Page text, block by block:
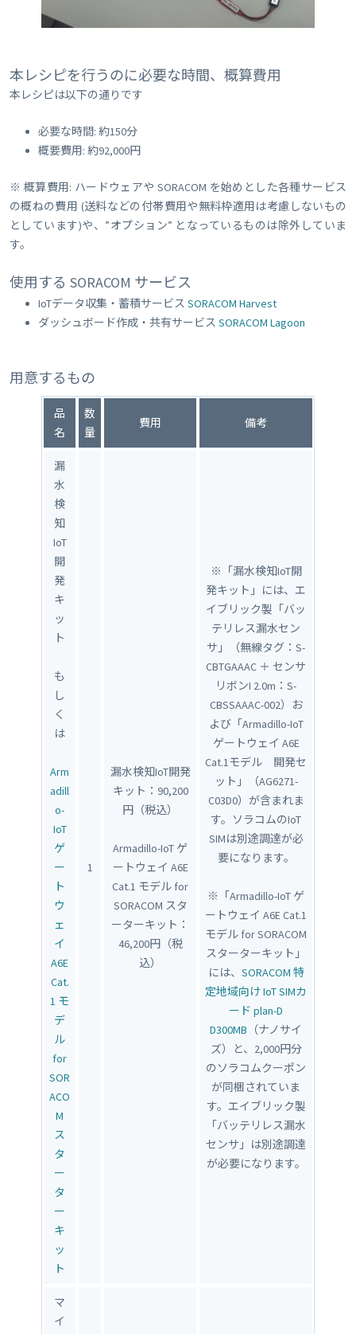
本レシピを行うのに必要な時間、概算費用
本レシピは以下の通りです
必要な時間: 約150分
概要費用: 約92,000円
※ 概算費用: ハードウェアや SORACOM を始めとした各種サービス
の概ねの費用 (送料などの付帯費用や無料枠適用は考慮しないもの
としています)や、”オプション” となっているものは除外していま
す。
使用する SORACOM サービス
IoTデータ収集・蓄積サービス SORACOM Harvest
ダッシュボード作成・共有サービス SORACOM Lagoon
用意するもの
品
名
数
量
費用 備考
漏
水
検
知
IoT
開
発
キ
ッ
ト
も
し
く
は
Arm
adill
o-
IoT
ゲ
ー
ト
ウ
ェ
イ
A6E
Cat.
1 モ
デ
ル
for
SOR
ACO
M
ス
タ
ー
タ
ー
キ
ッ
ト
1
漏水検知IoT開発
キット：90,200
円（税込）
Armadillo-IoT ゲ
ートウェイ A6E
Cat.1 モデル for
SORACOM スタ
ーターキット：
46,200円（税
込）
※「漏水検知IoT開
発キット」には、エ
イブリック製「バッ
テリレス漏水セン
サ」（無線タグ：S-
CBTGAAAC ＋ センサ
リボンI 2.0m：S-
CBSSAAAC-002）お
よび「Armadillo-IoT
ゲートウェイ A6E
Cat.1モデル 開発セ
ット」（AG6271-
C03D0）が含まれま
す。ソラコムのIoT
SIMは別途調達が必
要になります。
※「Armadillo-IoT ゲ
ートウェイ A6E Cat.1
モデル for SORACOM
スターターキット」
には、 SORACOM 特
定地域向け IoT SIMカ
ード plan-D
D300MB （ナノサイ
ズ）と、2,000円分
のソラコムクーポン
が同梱されていま
す。エイブリック製
「バッテリレス漏水
センサ」は別途調達
が必要になります。
マ
イ